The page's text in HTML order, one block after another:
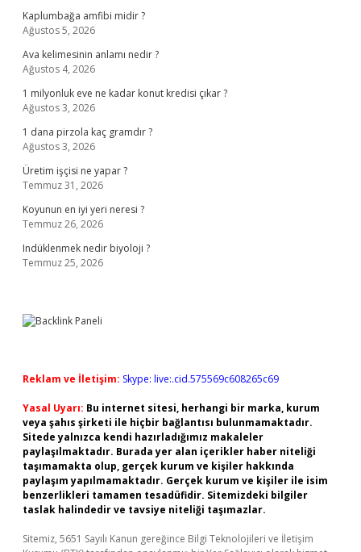
Kaplumbağa amfibi midir ?
Ağustos 5, 2026
Ava kelimesinin anlamı nedir ?
Ağustos 4, 2026
1 milyonluk eve ne kadar konut kredisi çıkar ?
Ağustos 3, 2026
1 dana pirzola kaç gramdır ?
Ağustos 3, 2026
Üretim işçisi ne yapar ?
Temmuz 31, 2026
Koyunun en iyi yeri neresi ?
Temmuz 26, 2026
Indüklenmek nedir biyoloji ?
Temmuz 25, 2026
Reklam ve İletişim: Skype: live:.cid.575569c608265c69
Yasal Uyarı: Bu internet sitesi, herhangi bir marka, kurum
veya şahıs şirketi ile hiçbir bağlantısı bulunmamaktadır.
Sitede yalnızca kendi hazırladığımız makaleler
paylaşılmaktadır. Burada yer alan içerikler haber niteliği
taşımamakta olup, gerçek kurum ve kişiler hakkında
paylaşım yapılmamaktadır. Gerçek kurum ve kişiler ile isim
benzerlikleri tamamen tesadüfidir. Sitemizdeki bilgiler
taslak halindedir ve tavsiye niteliği taşımazlar.
Sitemiz, 5651 Sayılı Kanun gereğince Bilgi Teknolojileri ve İletişim